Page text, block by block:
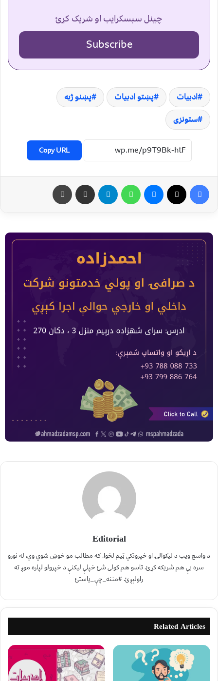
چینل سبسکرایب او شریک کړئ
Subscribe
ادبیات پښتو ادبیات
پښنو ژبه
ستونزی
Copy URL
Editorial
د واسع ویب د لیکوالۍ او خپرونکي ټیم لخوا. که مطالب مو خوښ شوي وي، له نورو
سره یې هم شریکه کړئ. تاسو هم کولی شئ خپلې لیکنې د خپرولو لپاره موږ ته
راولېږئ. #مننه_چې_یاستئ
Related Articles